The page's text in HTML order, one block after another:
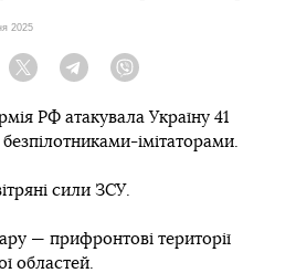
2025
Twitter Telegram
РФ атакувала Україну 41
імітаторами.
сили ЗСУ.
— прифронтові території
областей.